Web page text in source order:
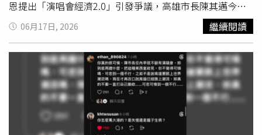
爭議的最新民調，藍綠雙方隔空交火，也讓高雄市長選戰提
前升溫。
恩提出「演唱會經濟2.0」引發爭議，高雄市長陳其邁今日
受訪時也表示，大港開唱最珍貴的價值就在於其獨立、自由
與多元精神，未來市政團隊最重要的責任，就是確保文化活
動不受政治干預，不應透過行政審查或政治力量影響創作自
由，讓高雄持續成為文化創意與音樂產業發展的重要基地。
市議員參選人黃敬雅
表示，大港開唱多年來已成為高雄最具
代表性的音樂品牌之一，不僅展現城市文化能量，更成功吸
引全國甚至海外樂迷朝聖；然而回顧過去，韓國瑜市府時期
曾對大港開唱進行各種行政干預與政治攻擊，國民黨人士更
頻頻以負面言論貶抑活動價值，導致音樂祭一度被迫停辦。
06月17日, 2026 繼續閱讀